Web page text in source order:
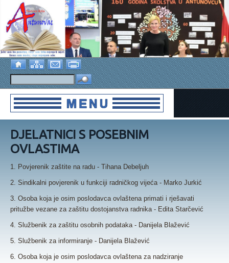
DJELATNICI S POSEBNIM
OVLASTIMA
1. Povjerenik zaštite na radu - Tihana Debeljuh
2. Sindikalni povjerenik u funkciji radničkog vijeća - Marko Jurkić
3. Osoba koja je osim poslodavca ovlaštena primati i rješavati
pritužbe vezane za zaštitu dostojanstva radnika - Edita Starčević
4. Službenik za zaštitu osobnih podataka - Danijela Blažević
5. Službenik za informiranje - Danijela Blažević
6. Osoba koja je osim poslodavca ovlaštena za nadziranje